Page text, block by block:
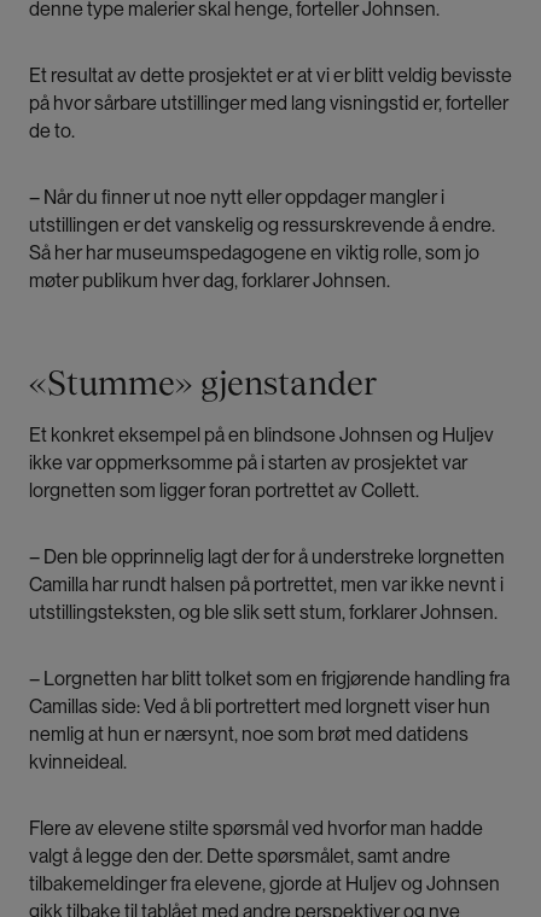
denne type malerier skal henge, forteller Johnsen.
Et resultat av dette prosjektet er at vi er blitt veldig bevisste
på hvor sårbare utstillinger med lang visningstid er, forteller
de to.
– Når du finner ut noe nytt eller oppdager mangler i
utstillingen er det vanskelig og ressurskrevende å endre.
Så her har museumspedagogene en viktig rolle, som jo
møter publikum hver dag, forklarer Johnsen.
«Stumme» gjenstander
Et konkret eksempel på en blindsone Johnsen og Huljev
ikke var oppmerksomme på i starten av prosjektet var
lorgnetten som ligger foran portrettet av Collett.
– Den ble opprinnelig lagt der for å understreke lorgnetten
Camilla har rundt halsen på portrettet, men var ikke nevnt i
utstillingsteksten, og ble slik sett stum, forklarer Johnsen.
– Lorgnetten har blitt tolket som en frigjørende handling fra
Camillas side: Ved å bli portrettert med lorgnett viser hun
nemlig at hun er nærsynt, noe som brøt med datidens
kvinneideal.
Flere av elevene stilte spørsmål ved hvorfor man hadde
valgt å legge den der. Dette spørsmålet, samt andre
tilbakemeldinger fra elevene, gjorde at Huljev og Johnsen
gikk tilbake til tablået med andre perspektiver og nye